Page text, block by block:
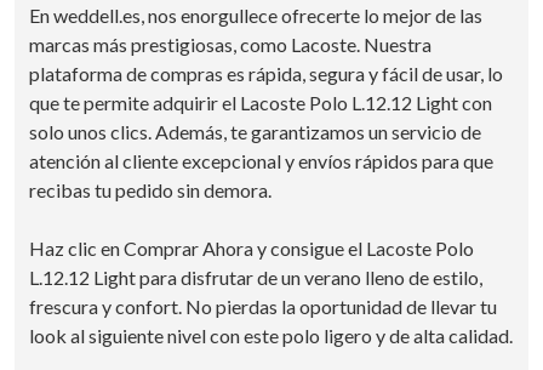
En weddell.es, nos enorgullece ofrecerte lo mejor de las
marcas más prestigiosas, como Lacoste. Nuestra
plataforma de compras es rápida, segura y fácil de usar, lo
que te permite adquirir el Lacoste Polo L.12.12 Light con
solo unos clics. Además, te garantizamos un servicio de
atención al cliente excepcional y envíos rápidos para que
recibas tu pedido sin demora.
Haz clic en Comprar Ahora y consigue el Lacoste Polo
L.12.12 Light para disfrutar de un verano lleno de estilo,
frescura y confort. No pierdas la oportunidad de llevar tu
look al siguiente nivel con este polo ligero y de alta calidad.